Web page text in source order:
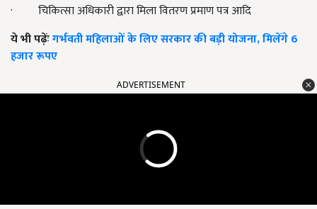
·
चिकित्सा अधिकारी द्वारा मिला वितरण प्रमाण पत्र आदि
ये भी पढ़ेंःगर्भवती महिलाओं के लिए सरकार की बड़ी योजना, मिलेंगे 6
हजार रूपए
ADVERTISEMENT